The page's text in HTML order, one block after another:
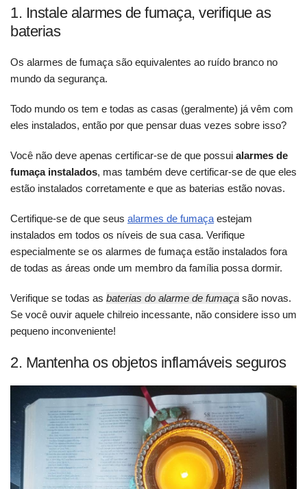
1. Instale alarmes de fumaça, verifique as
baterias
Os alarmes de fumaça são equivalentes ao ruído branco no
mundo da segurança.
Todo mundo os tem e todas as casas (geralmente) já vêm com
eles instalados, então por que pensar duas vezes sobre isso?
Você não deve apenas certificar-se de que possui alarmes de
fumaça instalados, mas também deve certificar-se de que eles
estão instalados corretamente e que as baterias estão novas.
Certifique-se de que seus alarmes de fumaça estejam
instalados em todos os níveis de sua casa. Verifique
especialmente se os alarmes de fumaça estão instalados fora
de todas as áreas onde um membro da família possa dormir.
Verifique se todas as baterias do alarme de fumaça são novas.
Se você ouvir aquele chilreio incessante, não considere isso um
pequeno inconveniente!
2. Mantenha os objetos inflamáveis seguros